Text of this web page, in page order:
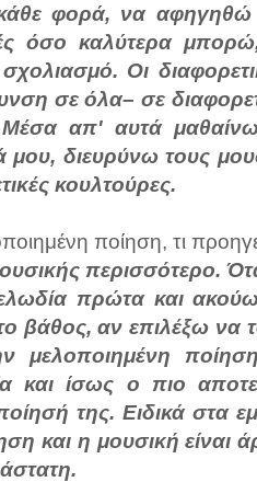
φορά, να αφηγηθώ
όσο καλύτερα
Οι
σε όλα– σε
απ' αυτά
μου, διευρύνω τους
κουλτούρες.
ποίηση, τι
περισσότερο.
πρώτα και
βάθος, αν επιλέξω να
μελοποιημένη
και ίσως ο πιο
της. Ειδικά στα
και η μουσική είναι